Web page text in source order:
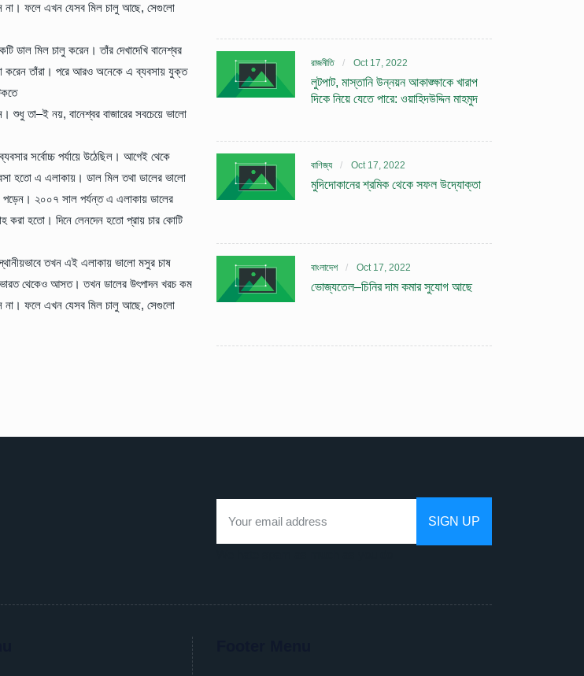
না। ফলে এখন যেসব মিল চালু আছে, সেগুলো
ডাল মিল চালু করেন। তাঁর দেখাদেখি বানেশ্বর
করেন তাঁরা। পরে আরও অনেকে এ ব্যবসায় যুক্ত
শুধু তা–ই নয়, বানেশ্বর বাজারের সবচেয়ে ভালো
সর্বোচ্চ পর্যায়ে উঠেছিল। আগেই থেকে
হতো এ এলাকায়। ডাল মিল তথা ডালের ভালো
পড়েন। ২০০৭ সাল পর্যন্ত এ এলাকায় ডালের
করা হতো। দিনে লেনদেন হতো প্রায় চার কোটি
তখন এই এলাকায় ভালো মসুর চাষ
ভারত থেকেও আসত। তখন ডালের উৎপাদন খরচ কম
না। ফলে এখন যেসব মিল চালু আছে, সেগুলো
রাজনীতি Oct 17, 2022
লুটপাট, মাস্তানি উন্নয়ন আকাঙ্ক্ষাকে খারাপ
দিকে নিয়ে যেতে পারে: ওয়াহিদউদ্দিন মাহমুদ
বাণিজ্য Oct 17, 2022
মুদিদোকানের শ্রমিক থেকে সফল উদ্যোক্তা
বাংলাদেশ Oct 17, 2022
ভোজ্যতেল–চিনির দাম কমার সুযোগ আছে